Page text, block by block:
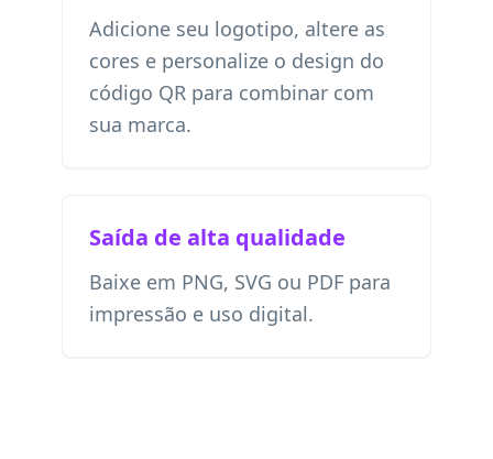
Adicione seu logotipo, altere as
cores e personalize o design do
código QR para combinar com
sua marca.
Saída de alta qualidade
Baixe em PNG, SVG ou PDF para
impressão e uso digital.